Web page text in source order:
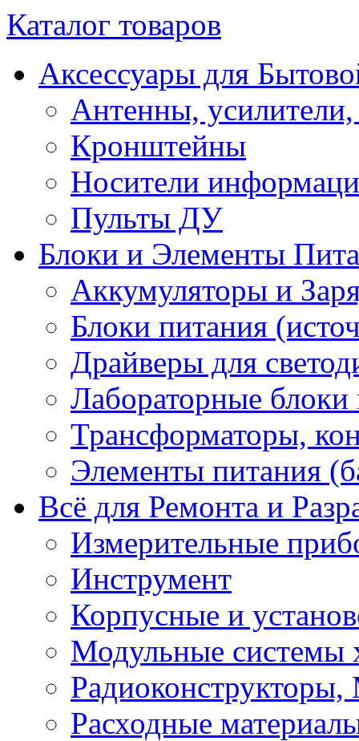
Каталог товаров
Аксессуары для
Антенны, усилители,
Кронштейны
Носители
Пульты ДУ
Блоки и Элементы
Аккумуляторы и
Блоки питания
Драйверы для
Лабораторные блоки
Трансформаторы,
Элементы питания
Всё для Ремонта и
Измерительные
Инструмент
Корпусные и
Модульные системы
Расходные